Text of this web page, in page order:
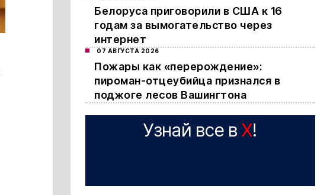
Белоруса приговорили в США к 16
годам за вымогательство через
интернет
07 АВГУСТА 2026
Пожары как «перерождение»:
пироман-отцеубийца признался в
поджоге лесов Вашингтона
Узнай все в X!